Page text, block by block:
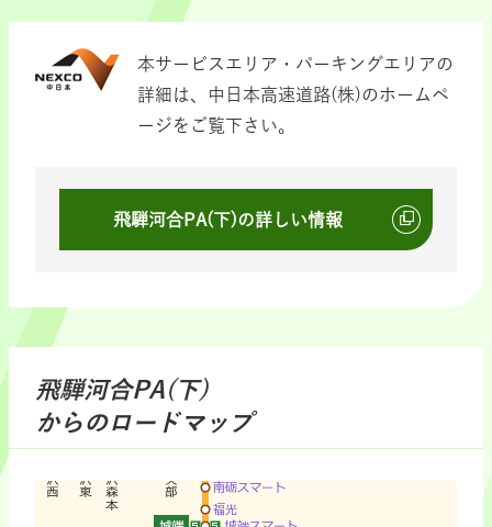
本サービスエリア・パーキングエリアの
詳細は、中日本高速道路(株)のホームペ
ージをご覧下さい。
飛騨河合PA(下)の詳しい情報
飛騨河合PA(下)
からのロードマップ